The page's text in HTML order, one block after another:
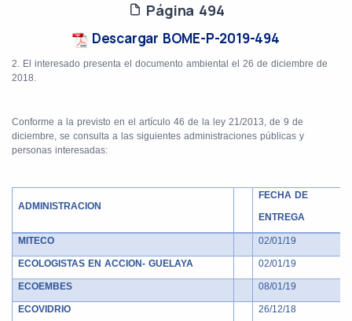
Página 494
Descargar BOME-P-2019-494
2. El interesado presenta el documento ambiental el 26 de diciembre de
2018.
Conforme a la previsto en el artículo 46 de la ley 21/2013, de 9 de
diciembre, se consulta a las siguientes administraciones públicas y
personas interesadas:
ADMINISTRACION
FECHA DE
ENTREGA
MITECO 02/01/19
ECOLOGISTAS EN ACCION- GUELAYA 02/01/19
ECOEMBES 08/01/19
ECOVIDRIO 26/12/18